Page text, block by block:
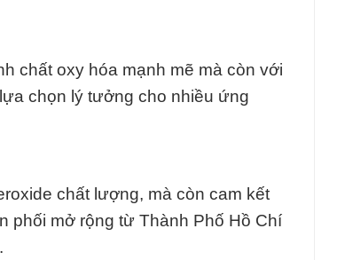
chất oxy hóa mạnh mẽ mà còn với
chọn lý tưởng cho nhiều ứng
chất lượng, mà còn cam kết
phối mở rộng từ Thành Phố Hồ Chí